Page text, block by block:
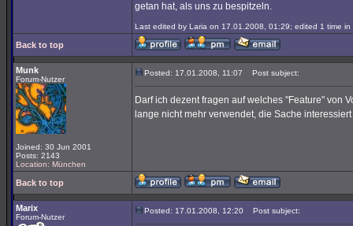
getan hat, als uns zu bespitzeln.
Last edited by Laria on 17.01.2008, 01:29; edited 1 time in
Back to top
Munk
Forum-Nutzer
Joined: 30 Jun 2001
Posts: 2143
Location: München
Posted: 17.01.2008, 11:07 Post subject:
Darf ich dezent fragen auf welches "Feature" von
lange nicht mehr verwendet, die Sache
Back to top
Marix
Forum-Nutzer
Posted: 17.01.2008, 12:20 Post subject: